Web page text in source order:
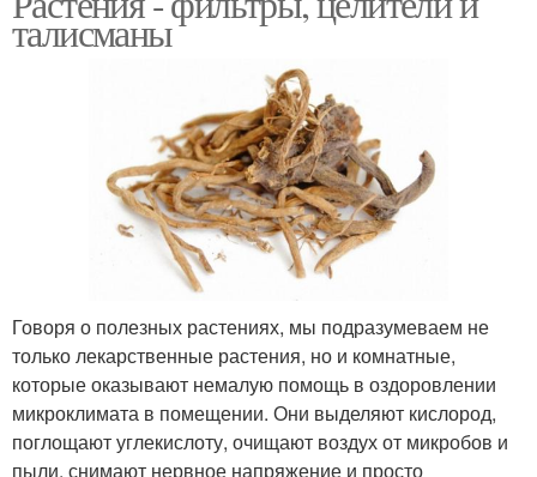
талисманы
Говоря о полезных растениях, мы подразумеваем не
только лекарственные растения, но и комнатные,
которые оказывают немалую помощь в оздоровлении
микроклимата в помещении. Они выделяют кислород,
поглощают углекислоту, очищают воздух от микробов и
пыли, снимают нервное напряжение и просто